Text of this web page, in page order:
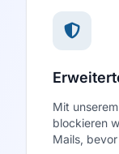
Mit
blockieren
Mails,